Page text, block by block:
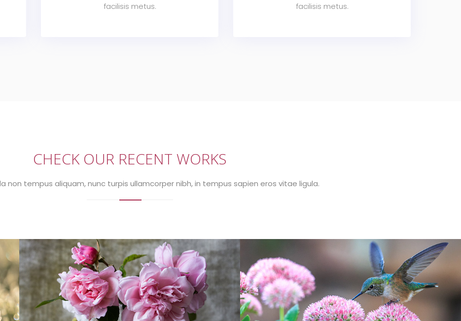
facilisis metus.
facilisis metus.
CHECK OUR RECENT WORKS
non tempus aliquam, nunc turpis ullamcorper nibh, in tempus sapien eros vitae ligula.
Sapien
Tempus aliquam
Sapien
Tempus aliquam